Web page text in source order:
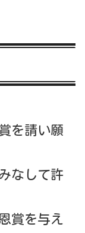
を請い願
なして許
賞を与え